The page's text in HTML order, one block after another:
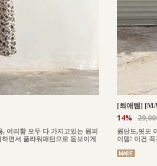
여리함 모두 다 가지고있는 원피
면서 플라워패턴으로 돋보이게
[최애템]
14%
원단도,핏도
이템! 이건